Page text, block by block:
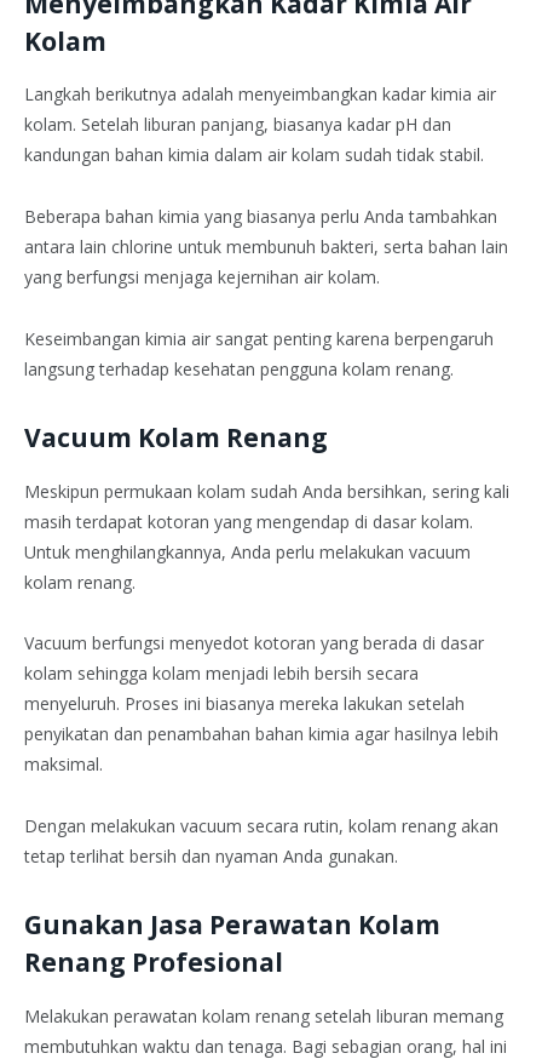
Kolam
Langkah berikutnya adalah menyeimbangkan kadar kimia air
kolam. Setelah liburan panjang, biasanya kadar pH dan
kandungan bahan kimia dalam air kolam sudah tidak stabil.
Beberapa bahan kimia yang biasanya perlu Anda tambahkan
antara lain chlorine untuk membunuh bakteri, serta bahan lain
yang berfungsi menjaga kejernihan air kolam.
Keseimbangan kimia air sangat penting karena berpengaruh
langsung terhadap kesehatan pengguna kolam renang.
Vacuum Kolam Renang
Meskipun permukaan kolam sudah Anda bersihkan, sering kali
masih terdapat kotoran yang mengendap di dasar kolam.
Untuk menghilangkannya, Anda perlu melakukan vacuum
kolam renang.
Vacuum berfungsi menyedot kotoran yang berada di dasar
kolam sehingga kolam menjadi lebih bersih secara
menyeluruh. Proses ini biasanya mereka lakukan setelah
penyikatan dan penambahan bahan kimia agar hasilnya lebih
maksimal.
Dengan melakukan vacuum secara rutin, kolam renang akan
tetap terlihat bersih dan nyaman Anda gunakan.
Gunakan Jasa Perawatan Kolam
Renang Profesional
Melakukan perawatan kolam renang setelah liburan memang
membutuhkan waktu dan tenaga. Bagi sebagian orang, hal ini